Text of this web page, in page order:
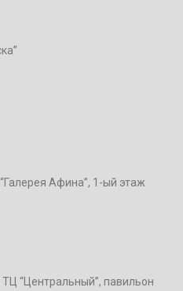
Афина”, 1-ый этаж
“Центральный”, павильон